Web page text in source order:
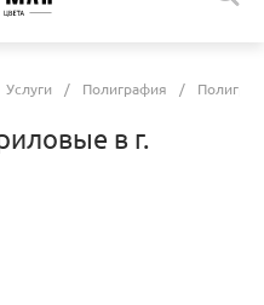
Услуги / Полиграфия /
в г.